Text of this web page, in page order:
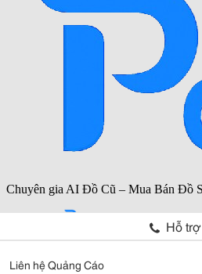
Hỗ trợ
Liên hệ Quảng Cáo